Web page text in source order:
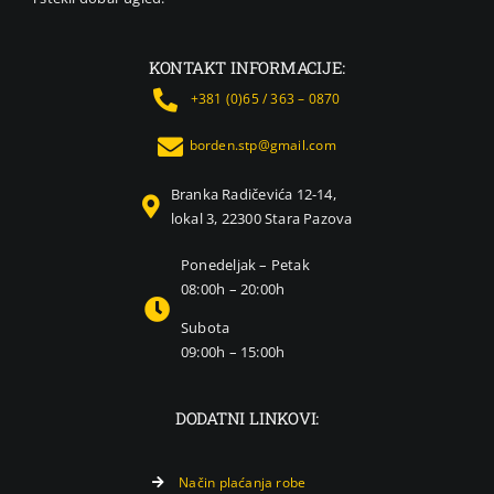
KONTAKT INFORMACIJE:
+381 (0)65 / 363 – 0870
borden.stp@gmail.com
Branka Radičevića 12-14,
lokal 3, 22300 Stara Pazova
Ponedeljak – Petak
08:00h – 20:00h
Subota
09:00h – 15:00h
DODATNI LINKOVI:
Način plaćanja robe